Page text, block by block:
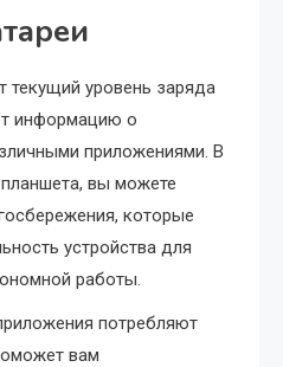
текущий уровень заряда
информацию о
приложениями. В
вы можете
которые
устройства для
работы.
потребляют
вам